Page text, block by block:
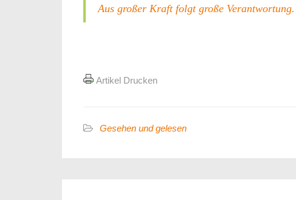
Aus großer Kraft folgt große Verantwortung.
Artikel Drucken
Gesehen und gelesen